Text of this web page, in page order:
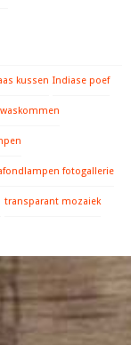
kussen Indiase poef
fotogallerie
transparant mozaiek